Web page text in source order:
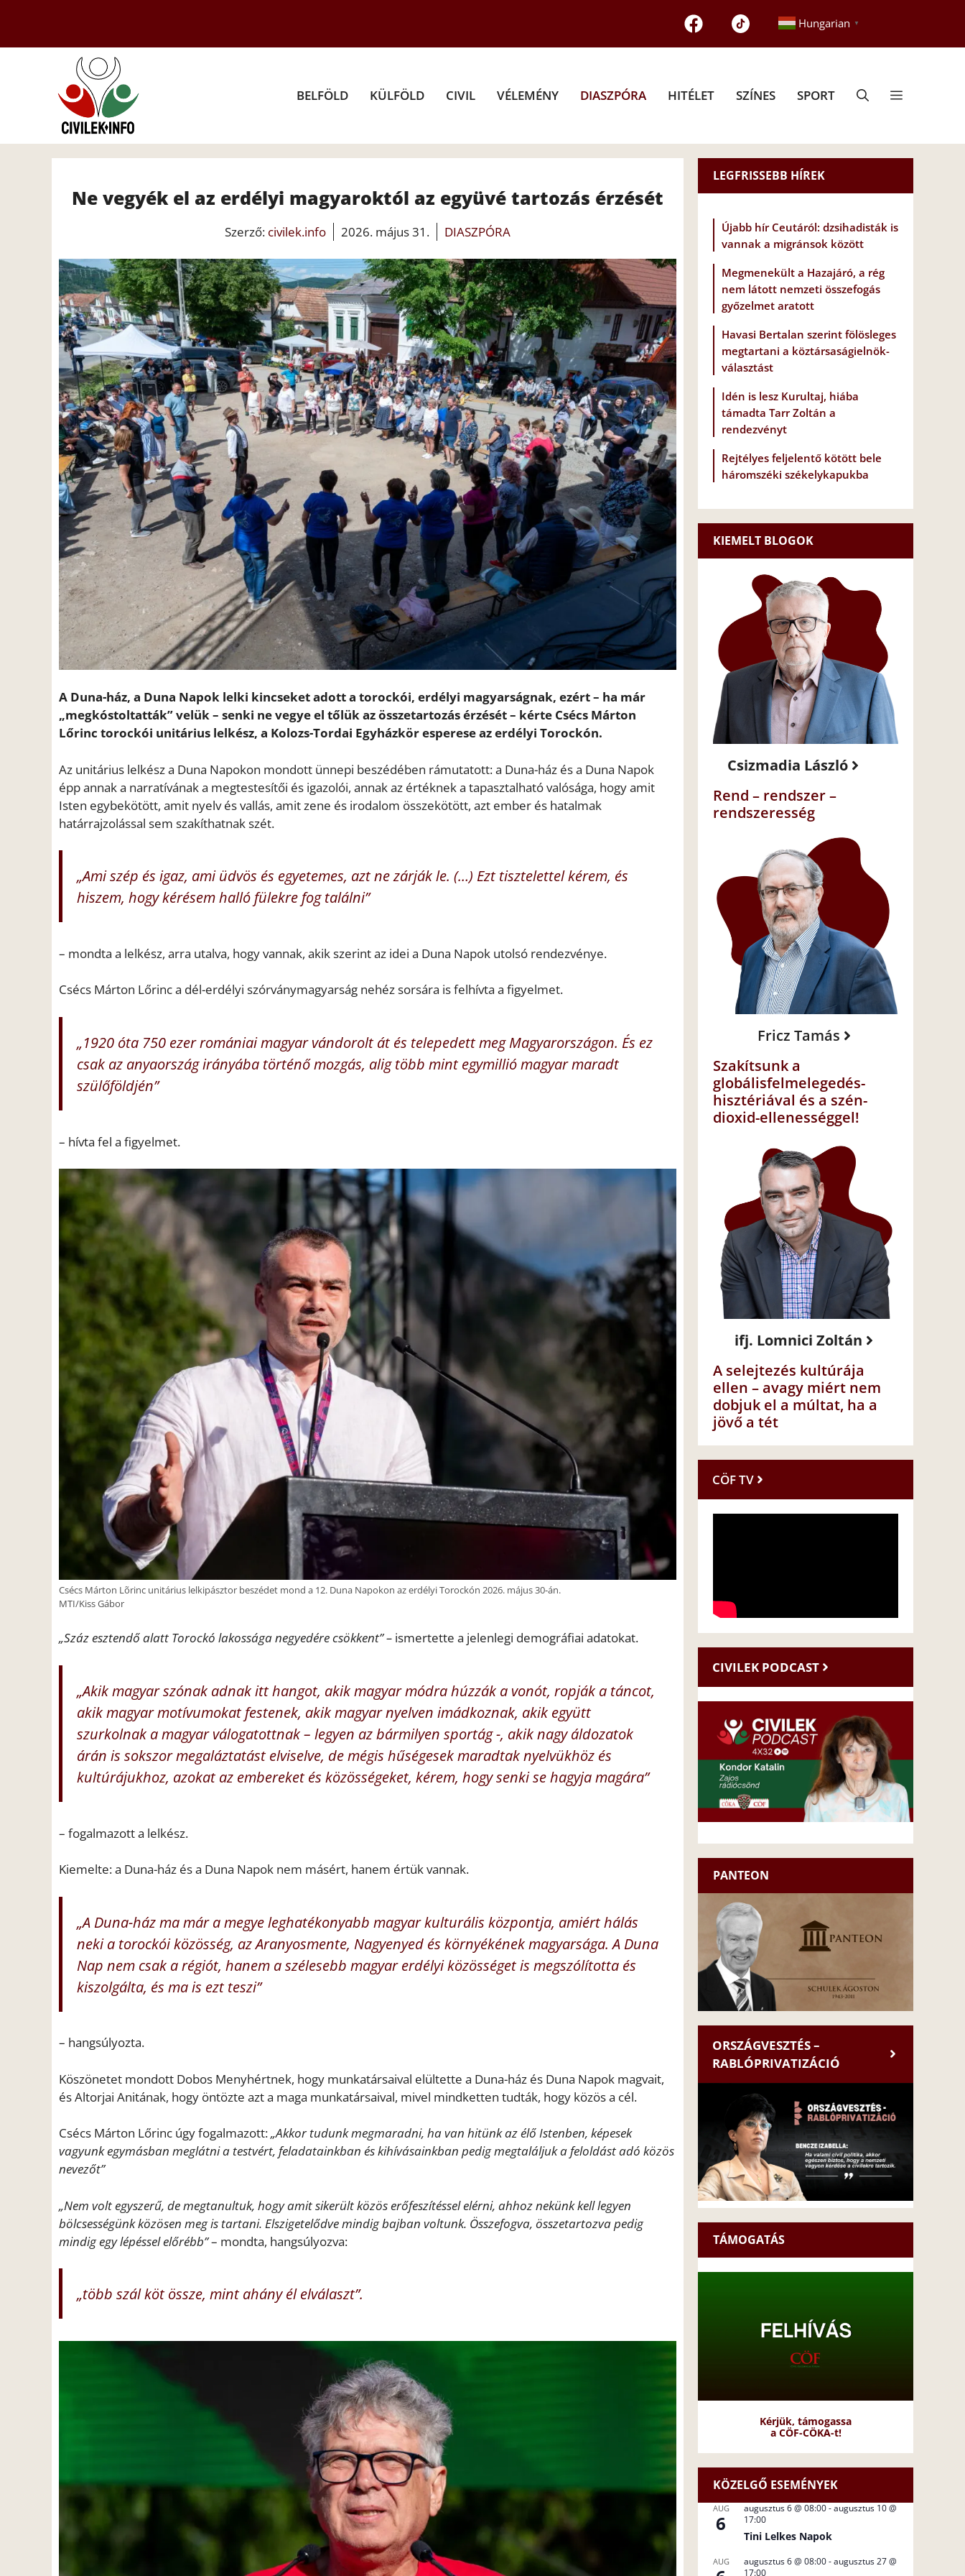
tartalomba
Hungarian ▼
BELFÖLD KÜLFÖLD CIVIL VÉLEMÉNY DIASZPÓRA HITÉLET SZÍNES SPORT
Ne vegyék el az erdélyi magyaroktól az együvé tartozás érzését
Szerző: civilek.info 2026. május 31. DIASZPÓRA
A Duna-ház, a Duna Napok lelki kincseket adott a torockói, erdélyi magyarságnak, ezért – ha már
„megkóstoltatták” velük – senki ne vegye el tőlük az összetartozás érzését – kérte Csécs Márton
Lőrinc torockói unitárius lelkész, a Kolozs-Tordai Egyházkör esperese az erdélyi Torockón.
Az unitárius lelkész a Duna Napokon mondott ünnepi beszédében rámutatott: a Duna-ház és a Duna Napok
épp annak a narratívának a megtestesítői és igazolói, annak az értéknek a tapasztalható valósága, hogy amit
Isten egybekötött, amit nyelv és vallás, amit zene és irodalom összekötött, azt ember és hatalmak
határrajzolással sem szakíthatnak szét.
„Ami szép és igaz, ami üdvös és egyetemes, azt ne zárják le. (…) Ezt tisztelettel kérem, és
hiszem, hogy kérésem halló fülekre fog találni”
– mondta a lelkész, arra utalva, hogy vannak, akik szerint az idei a Duna Napok utolsó rendezvénye.
Csécs Márton Lőrinc a dél-erdélyi szórványmagyarság nehéz sorsára is felhívta a figyelmet.
„1920 óta 750 ezer romániai magyar vándorolt át és telepedett meg Magyarországon. És ez
csak az anyaország irányába történő mozgás, alig több mint egymillió magyar maradt
szülőföldjén”
– hívta fel a figyelmet.
Csécs Márton Lõrinc unitárius lelkipásztor beszédet mond a 12. Duna Napokon az erdélyi Torockón 2026. május 30-án.
MTI/Kiss Gábor
„Száz esztendő alatt Torockó lakossága negyedére csökkent” – ismertette a jelenlegi demográfiai adatokat.
„Akik magyar szónak adnak itt hangot, akik magyar módra húzzák a vonót, ropják a táncot,
akik magyar motívumokat festenek, akik magyar nyelven imádkoznak, akik együtt
szurkolnak a magyar válogatottnak – legyen az bármilyen sportág -, akik nagy áldozatok
árán is sokszor megaláztatást elviselve, de mégis hűségesek maradtak nyelvükhöz és
kultúrájukhoz, azokat az embereket és közösségeket, kérem, hogy senki se hagyja magára”
– fogalmazott a lelkész.
Kiemelte: a Duna-ház és a Duna Napok nem másért, hanem értük vannak.
„A Duna-ház ma már a megye leghatékonyabb magyar kulturális központja, amiért hálás
neki a torockói közösség, az Aranyosmente, Nagyenyed és környékének magyarsága. A Duna
Nap nem csak a régiót, hanem a szélesebb magyar erdélyi közösséget is megszólította és
kiszolgálta, és ma is ezt teszi”
– hangsúlyozta.
Köszönetet mondott Dobos Menyhértnek, hogy munkatársaival elültette a Duna-ház és Duna Napok magvait,
és Altorjai Anitának, hogy öntözte azt a maga munkatársaival, mivel mindketten tudták, hogy közös a cél.
Csécs Márton Lőrinc úgy fogalmazott:„Akkor tudunk megmaradni, ha van hitünk az élő Istenben, képesek
vagyunk egymásban meglátni a testvért, feladatainkban és kihívásainkban pedig megtaláljuk a feloldást adó közös
nevezőt”
„Nem volt egyszerű, de megtanultuk, hogy amit sikerült közös erőfeszítéssel elérni, ahhoz nekünk kell legyen
bölcsességünk közösen meg is tartani. Elszigetelődve mindig bajban voltunk. Összefogva, összetartozva pedig
mindig egy lépéssel előrébb”– mondta, hangsúlyozva:
„több szál köt össze, mint ahány él elválaszt”.
LEGFRISSEBB HÍREK
Újabb hír Ceutáról: dzsihadisták is
vannak a migránsok között
Megmenekült a Hazajáró, a rég
nem látott nemzeti összefogás
győzelmet aratott
Havasi Bertalan szerint fölösleges
megtartani a köztársaságielnök-
választást
Idén is lesz Kurultaj, hiába
támadta Tarr Zoltán a
rendezvényt
Rejtélyes feljelentő kötött bele
háromszéki székelykapukba
KIEMELT BLOGOK
Csizmadia László
Rend – rendszer –
rendszeresség
Fricz Tamás
Szakítsunk a
globálisfelmelegedés-
hisztériával és a szén-
dioxid-ellenességgel!
ifj. Lomnici Zoltán
A selejtezés kultúrája
ellen – avagy miért nem
dobjuk el a múltat, ha a
jövő a tét
CÖF TV
CIVILEK PODCAST
PANTEON
ORSZÁGVESZTÉS –
RABLÓPRIVATIZÁCIÓ
TÁMOGATÁS
Kérjük, támogassa
a CÖF-CÖKA-t!
KÖZELGŐ ESEMÉNYEK
AUG
6
augusztus 6 @ 08:00-augusztus 10 @
17:00
Tini Lelkes Napok
AUG augusztus 6 @ 08:00-augusztus 27 @
17:00